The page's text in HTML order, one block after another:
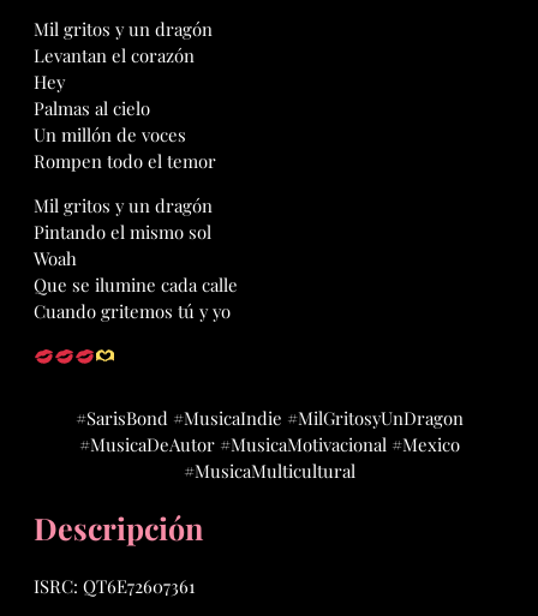
Mil gritos y un dragón
Levantan el corazón
Hey
Palmas al cielo
Un millón de voces
Rompen todo el temor
Mil gritos y un dragón
Pintando el mismo sol
Woah
Que se ilumine cada calle
Cuando gritemos tú y yo
#SarisBond #MusicaIndie #MilGritosyUnDragon
#MusicaDeAutor #MusicaMotivacional #Mexico
#MusicaMulticultural
Descripción
ISRC: QT6E72607361